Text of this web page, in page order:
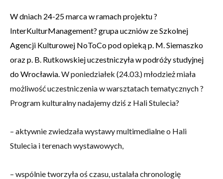
W dniach 24-25 marca w ramach projektu ?
InterKulturManagement? grupa uczniów ze Szkolnej
Agencji Kulturowej NoToCo pod opieką p. M. Siemaszko
oraz p. B. Rutkowskiej uczestniczyła w podróży studyjnej
do Wrocławia.W poniedziałek (24.03.) młodzież miała
możliwość uczestniczenia w warsztatach tematycznych ?
Program kulturalny nadajemy dziś z Hali Stulecia?
– aktywnie zwiedzała wystawy multimedialne o Hali
Stulecia i terenach wystawowych,
– wspólnie tworzyła oś czasu, ustalała chronologię